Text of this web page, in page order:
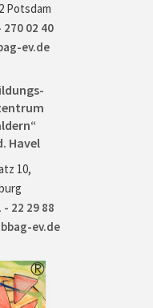
Potsdam
270 02 40
ev.de
Havel
10,
- 22 29 88
ev.de